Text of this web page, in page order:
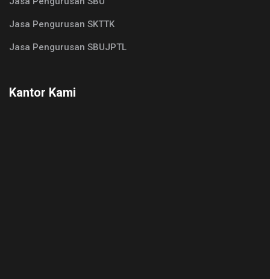
Jasa Pengurusan SKTTK
Jasa Pengurusan SBUJPTL
Kantor Kami